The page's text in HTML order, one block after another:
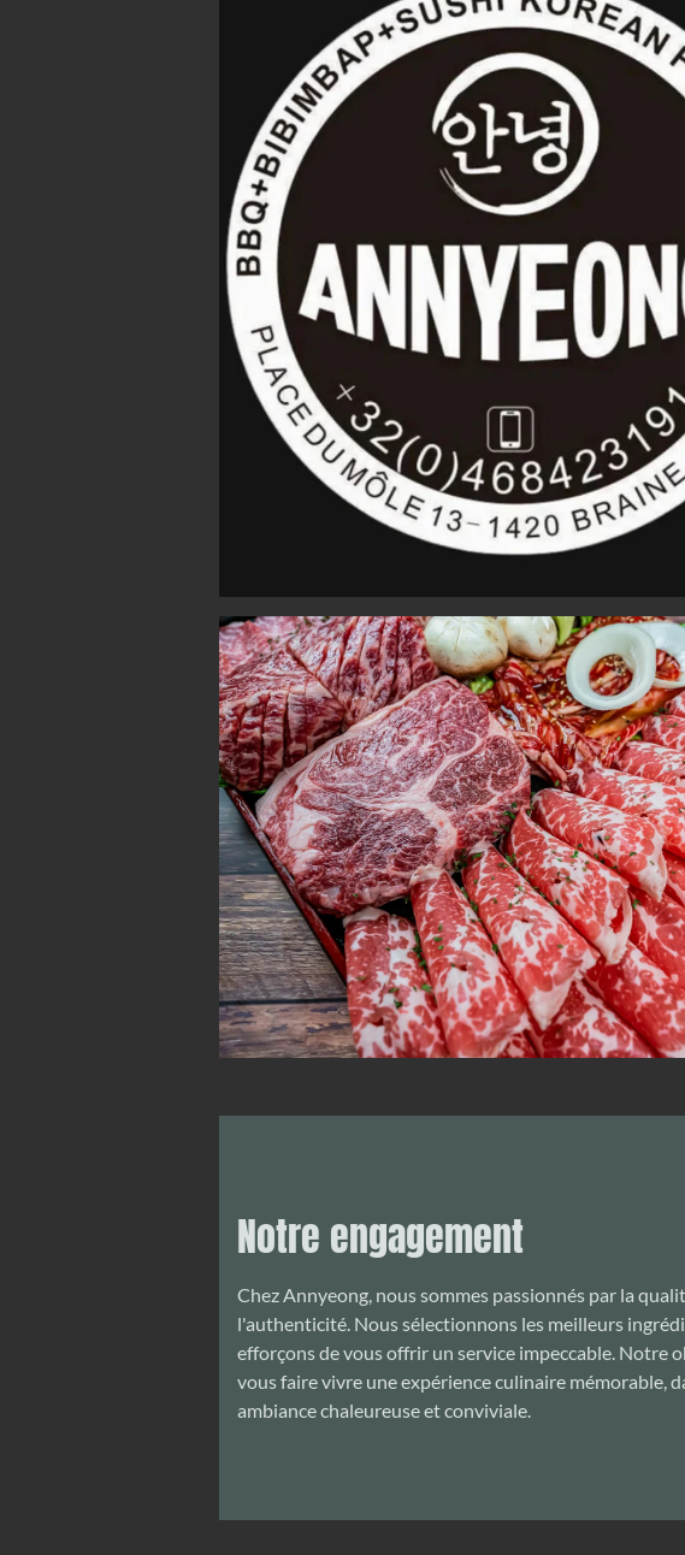
Notre engagement
Chez Annyeong, nous sommes passionnés par la
l'authenticité. Nous sélectionnons les meilleurs
efforçons de vous offrir un service impeccable. Notre
vous faire vivre une expérience culinaire mémorable,
ambiance chaleureuse et conviviale.